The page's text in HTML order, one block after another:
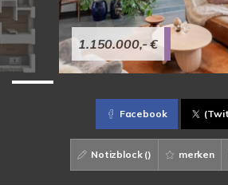
1.150.000,- €
Facebook
Notizblock () merken